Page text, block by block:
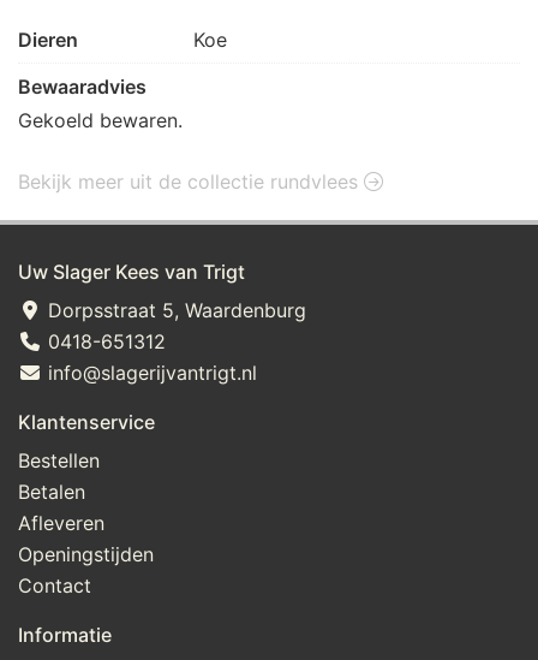
Dieren
Koe
Bewaaradvies
Gekoeld bewaren.
Bekijk meer uit de collectie rundvlees
Uw Slager Kees van Trigt
Dorpsstraat 5, Waardenburg
0418-651312
info@slagerijvantrigt.nl
Klantenservice
Bestellen
Betalen
Afleveren
Openingstijden
Contact
Informatie